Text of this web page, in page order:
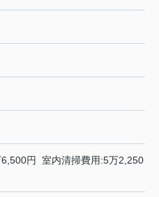
円 室内清掃費用:5万2,250